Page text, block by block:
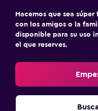
Hacemos que sea
con los amigos o la
disponible para su uso
el que reserves.